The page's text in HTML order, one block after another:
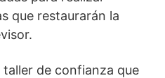
que restaurarán la
de confianza que